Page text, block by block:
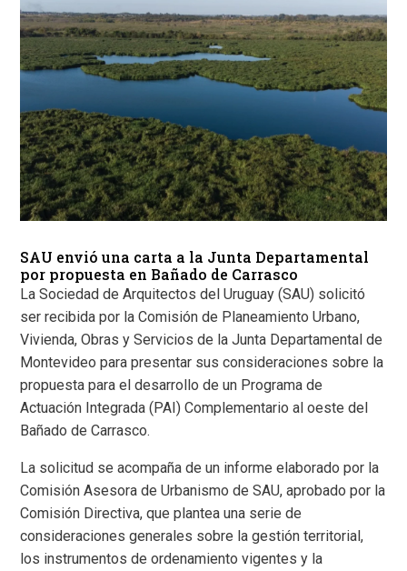
SAU envió una carta a la Junta Departamental
por propuesta en Bañado de Carrasco
La Sociedad de Arquitectos del Uruguay (SAU) solicitó
ser recibida por la Comisión de Planeamiento Urbano,
Vivienda, Obras y Servicios de la Junta Departamental de
Montevideo para presentar sus consideraciones sobre la
propuesta para el desarrollo de un Programa de
Actuación Integrada (PAI) Complementario al oeste del
Bañado de Carrasco.
La solicitud se acompaña de un informe elaborado por la
Comisión Asesora de Urbanismo de SAU, aprobado por la
Comisión Directiva, que plantea una serie de
consideraciones generales sobre la gestión territorial,
los instrumentos de ordenamiento vigentes y la